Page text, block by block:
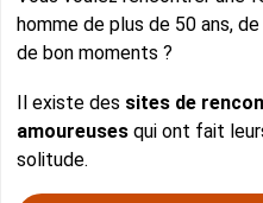
homme de plus de 50 ans,
de bon moments ?
Il existe des sites de
amoureuses qui ont fait
solitude.